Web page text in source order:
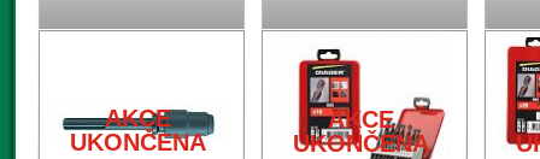
AKCE
UKONČENA
AKCE
UKONČENA